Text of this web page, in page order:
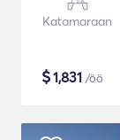
Katamaraan
$1,831 /öö